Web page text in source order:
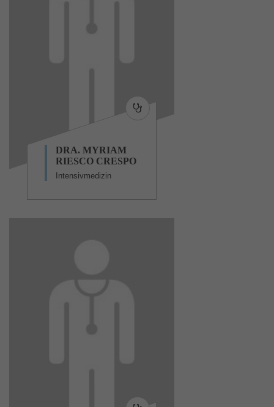
DRA. MYRIAM
RIESCO CRESPO
Intensivmedizin